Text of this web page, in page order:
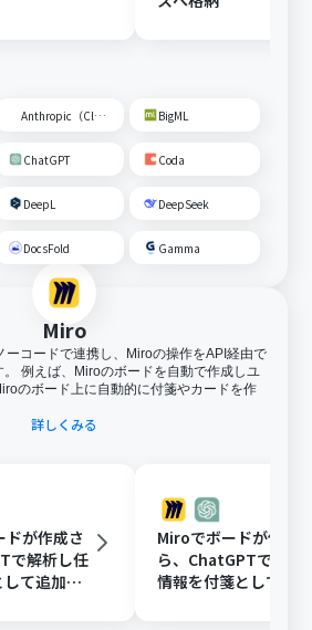
Anthropic（Claude） BigML
ChatGPT Coda
DeepL DeepSeek
DocsFold Gamma
Miro
ーコードで連携し、Miroの操作をAPI経由で
例えば、Miroのボードを自動で作成しユ
のボード上に自動的に付箋やカードを作
詳しくみる
が作成さ
で解析し任
て追加す
Miroでボードが作成
ら、ChatGPTで解析
情報を付箋として追